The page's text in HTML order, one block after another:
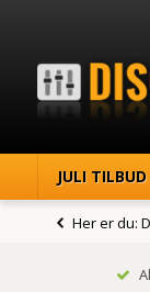
JULI TILBUD
Her er du: